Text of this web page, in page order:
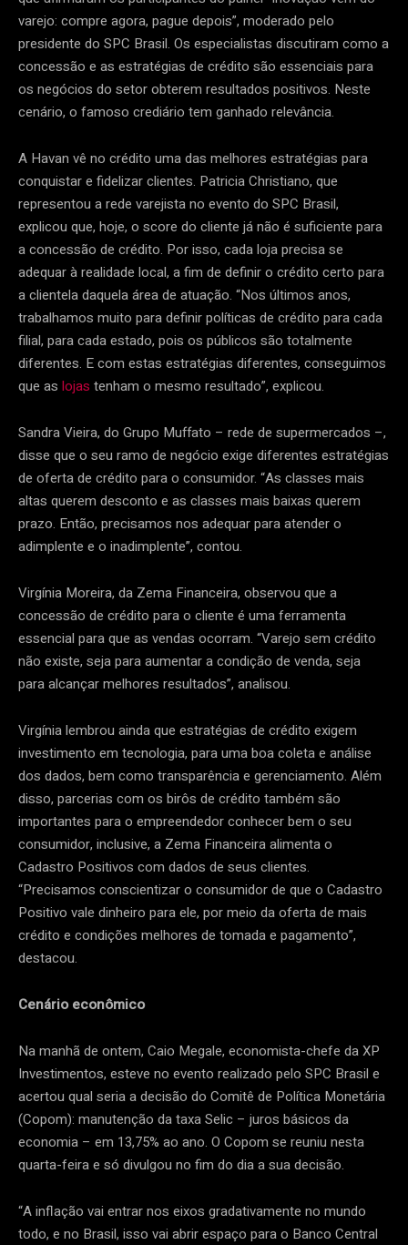
varejo: compre agora, pague depois”, moderado pelo
presidente do SPC Brasil. Os especialistas discutiram como a
concessão e as estratégias de crédito são essenciais para
os negócios do setor obterem resultados positivos. Neste
cenário, o famoso crediário tem ganhado relevância.
A Havan vê no crédito uma das melhores estratégias para
conquistar e fidelizar clientes. Patricia Christiano, que
representou a rede varejista no evento do SPC Brasil,
explicou que, hoje, o score do cliente já não é suficiente para
a concessão de crédito. Por isso, cada loja precisa se
adequar à realidade local, a fim de definir o crédito certo para
a clientela daquela área de atuação. “Nos últimos anos,
trabalhamos muito para definir políticas de crédito para cada
filial, para cada estado, pois os públicos são totalmente
diferentes. E com estas estratégias diferentes, conseguimos
que as lojas tenham o mesmo resultado”, explicou.
Sandra Vieira, do Grupo Muffato – rede de supermercados –,
disse que o seu ramo de negócio exige diferentes estratégias
de oferta de crédito para o consumidor. “As classes mais
altas querem desconto e as classes mais baixas querem
prazo. Então, precisamos nos adequar para atender o
adimplente e o inadimplente”, contou.
Virgínia Moreira, da Zema Financeira, observou que a
concessão de crédito para o cliente é uma ferramenta
essencial para que as vendas ocorram. “Varejo sem crédito
não existe, seja para aumentar a condição de venda, seja
para alcançar melhores resultados”, analisou.
Virgínia lembrou ainda que estratégias de crédito exigem
investimento em tecnologia, para uma boa coleta e análise
dos dados, bem como transparência e gerenciamento. Além
disso, parcerias com os birôs de crédito também são
importantes para o empreendedor conhecer bem o seu
consumidor, inclusive, a Zema Financeira alimenta o
Cadastro Positivos com dados de seus clientes.
“Precisamos conscientizar o consumidor de que o Cadastro
Positivo vale dinheiro para ele, por meio da oferta de mais
crédito e condições melhores de tomada e pagamento”,
destacou.
Cenário econômico
Na manhã de ontem, Caio Megale, economista-chefe da XP
Investimentos, esteve no evento realizado pelo SPC Brasil e
acertou qual seria a decisão do Comitê de Política Monetária
(Copom): manutenção da taxa Selic – juros básicos da
economia – em 13,75% ao ano. O Copom se reuniu nesta
quarta-feira e só divulgou no fim do dia a sua decisão.
“A inflação vai entrar nos eixos gradativamente no mundo
todo, e no Brasil, isso vai abrir espaço para o Banco Central